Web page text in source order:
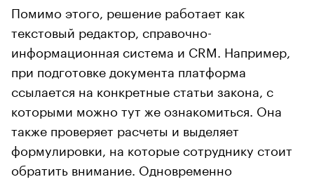
Помимо этого, решение работает как
текстовый редактор, справочно-
информационная система и CRM. Например,
при подготовке документа платформа
ссылается на конкретные статьи закона, с
которыми можно тут же ознакомиться. Она
также проверяет расчеты и выделяет
формулировки, на которые сотруднику стоит
обратить внимание. Одновременно